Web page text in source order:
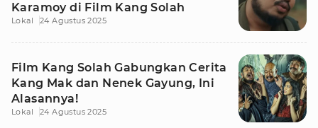
Karamoy di Film Kang Solah
Lokal 24 Agustus 2025
Film Kang Solah Gabungkan Cerita
Kang Mak dan Nenek Gayung, Ini
Alasannya!
Lokal 24 Agustus 2025